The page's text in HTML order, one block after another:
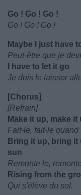
Go ! Go ! Go !
Go ! Go ! Go !
Maybe I just have
Peut-être que je
I have to let it go
Je dois le laisser
[Chorus]
[Refrain]
Make it up, make
Fait-le, fait-le
Bring it up, bring
sun
Remonte le,
Rising from the
Qui s'élève du sol.